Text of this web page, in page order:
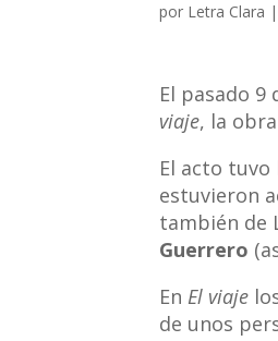
por Letra Clara |
El pasado
viaje, la
El acto tuvo
estuvieron
también de
Guerrero
En El viaje
de unos